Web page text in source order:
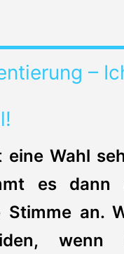
–
eine Wahl
es
Stimme an.